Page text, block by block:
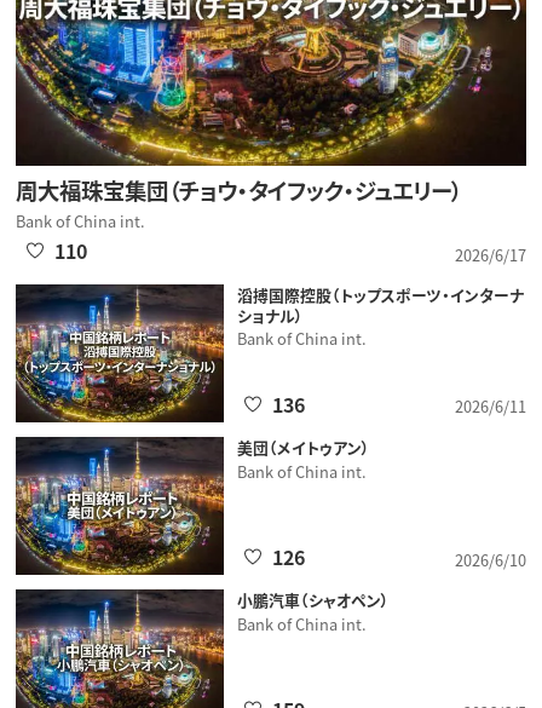
周大福珠宝集団（チョウ・タイフック・ジュエリー）
Bank of China int.
2026/6/17
110
滔搏国際控股（トップスポーツ・インターナ
ショナル）
Bank of China int.
2026/6/11
136
美団（メイトゥアン）
Bank of China int.
2026/6/10
126
小鵬汽車（シャオペン）
Bank of China int.